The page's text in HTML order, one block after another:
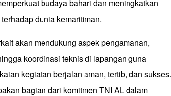
budaya bahari dan meningkatkan
dunia kemaritiman.
akan mendukung aspek pengamanan,
koordinasi teknis di lapangan guna
kegiatan berjalan aman, tertib, dan sukses.
bagian dari komitmen TNI AL dalam